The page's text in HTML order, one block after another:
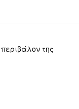
της